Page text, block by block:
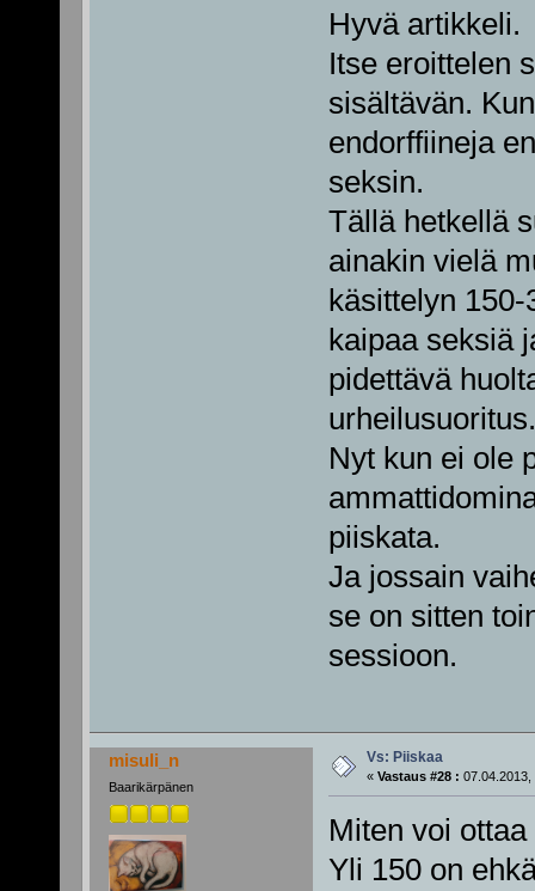
Hyvä artikkeli.
Itse eroittelen
sisältävän.
endorffiineja
seksin.
Tällä hetkellä
ainakin vielä
käsittelyn
kaipaa seksiä
pidettävä
urheilusuoritus.
Nyt kun ei ole
piiskata.
Ja jossain
se on sitten
sessioon.
misuli_n
Baarikärpänen
Vs: Piiskaa
« Vastaus #28 : 07.04.2013,
Miten voi
Yli 150 on